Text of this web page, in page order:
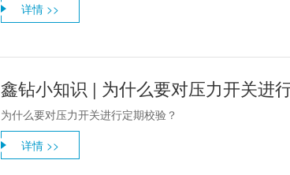
详情 >>
鑫钻小知识 | 为什么要对压力开关进
为什么要对压力开关进行定期校验？
详情 >>